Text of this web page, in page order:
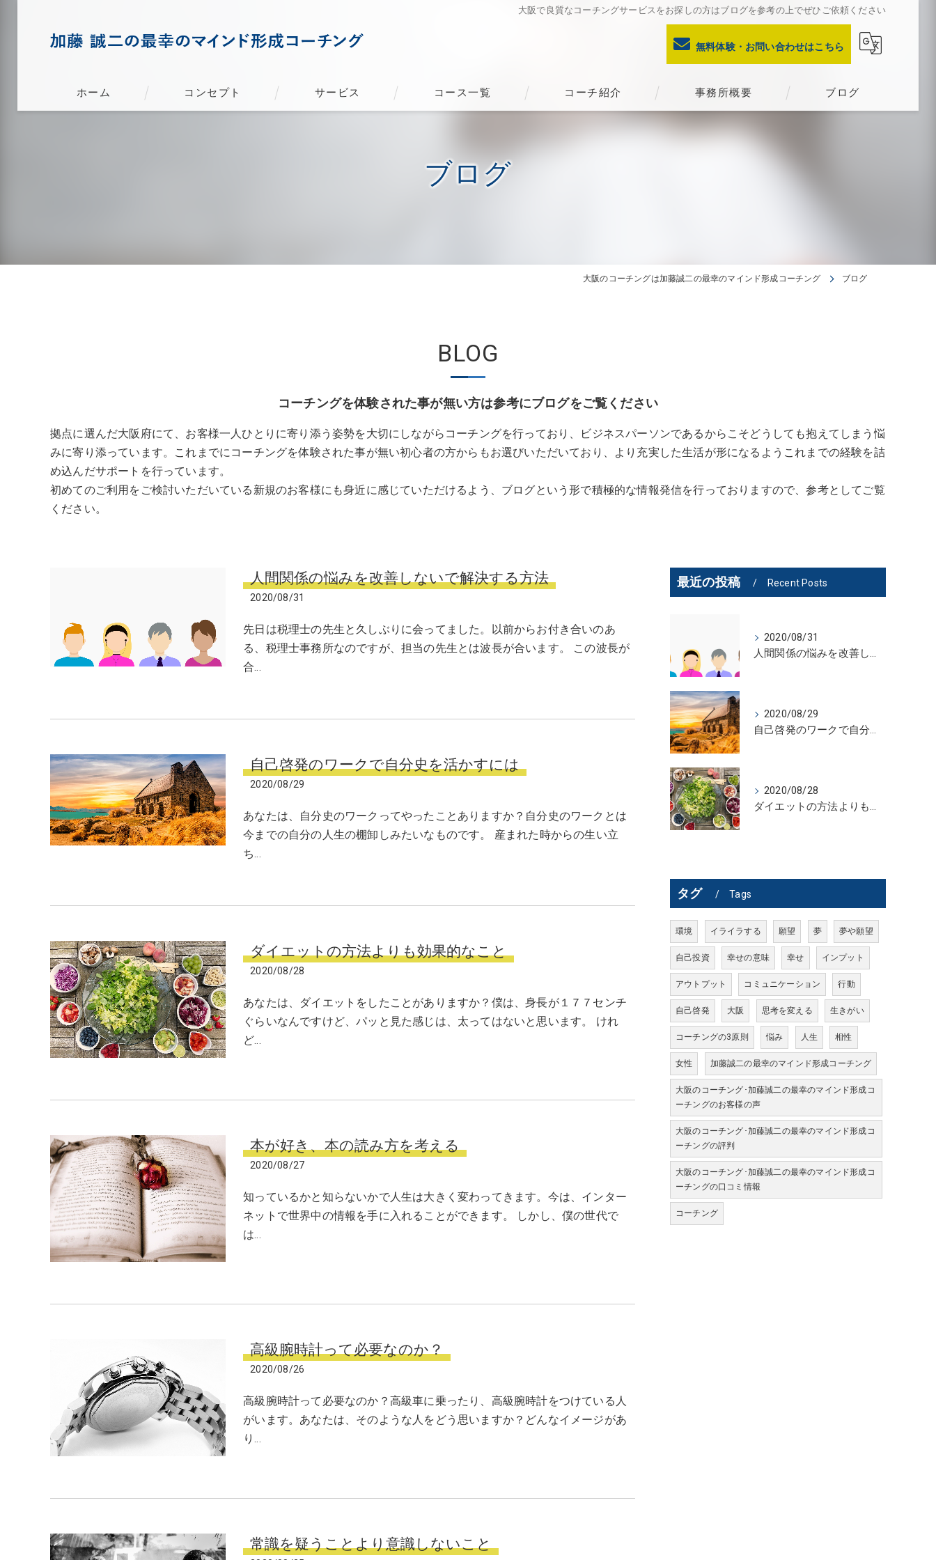
大阪で良質なコーチングサービスをお探しの方はブログを参考の上でぜひご依頼ください
無料体験・お問い合わせはこちら
ホーム コンセプト サービス コース一覧 コーチ紹介 事務所概要 ブログ
ブログ
大阪のコーチングは加藤誠二の最幸のマインド形成コーチング ブログ
BLOG
コーチングを体験された事が無い方は参考にブログをご覧ください
拠点に選んだ大阪府にて、お客様一人ひとりに寄り添う姿勢を大切にしながらコーチングを行っており、ビジネスパーソンであるからこそどうしても抱えてしまう悩
みに寄り添っています。これまでにコーチングを体験された事が無い初心者の方からもお選びいただいており、より充実した生活が形になるようこれまでの経験を詰
め込んだサポートを行っています。
初めてのご利用をご検討いただいている新規のお客様にも身近に感じていただけるよう、ブログという形で積極的な情報発信を行っておりますので、参考としてご覧
ください。
人間関係の悩みを改善しないで解決する方法
2020/08/31
先日は税理士の先生と久しぶりに会ってました。以前からお付き合いのあ
る、税理士事務所なのですが、担当の先生とは波長が合います。 この波長が
合…
自己啓発のワークで自分史を活かすには
2020/08/29
あなたは、自分史のワークってやったことありますか？自分史のワークとは
今までの自分の人生の棚卸しみたいなものです。 産まれた時からの生い立
ち…
ダイエットの方法よりも効果的なこと
2020/08/28
あなたは、ダイエットをしたことがありますか？僕は、身長が１７７センチ
ぐらいなんですけど、パッと見た感じは、太ってはないと思います。 けれ
ど…
本が好き、本の読み方を考える
2020/08/27
知っているかと知らないかで人生は大きく変わってきます。今は、インター
ネットで世界中の情報を手に入れることができます。 しかし、僕の世代で
は…
高級腕時計って必要なのか？
2020/08/26
高級腕時計って必要なのか？高級車に乗ったり、高級腕時計をつけている人
がいます。あなたは、そのような人をどう思いますか？どんなイメージがあ
り…
常識を疑うことより意識しないこと
最近の投稿 Recent Posts
2020/08/31
人間関係の悩みを改善しないで解決する方法
2020/08/29
自己啓発のワークで自分史を活かすには
2020/08/28
ダイエットの方法よりも効果的なこと
タグ Tags
環境 イライラする 願望 夢 夢や願望
自己投資 幸せの意味 幸せ インプット
アウトプット コミュニケーション 行動
自己啓発 大阪 思考を変える 生きがい
コーチングの3原則 悩み 人生 相性
女性 加藤誠二の最幸のマインド形成コーチング
大阪のコーチング･加藤誠二の最幸のマインド形成コ
ーチングのお客様の声
大阪のコーチング･加藤誠二の最幸のマインド形成コ
ーチングの評判
大阪のコーチング･加藤誠二の最幸のマインド形成コ
ーチングの口コミ情報
コーチング